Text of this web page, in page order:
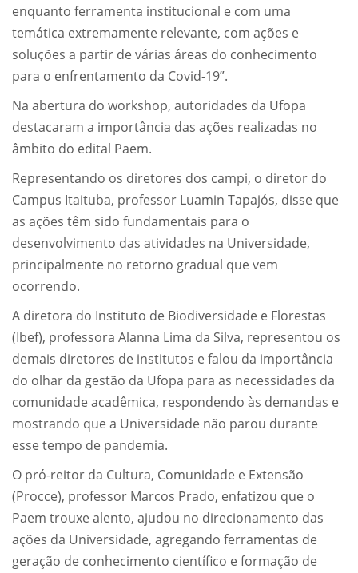
enquanto ferramenta institucional e com uma
temática extremamente relevante, com ações e
soluções a partir de várias áreas do conhecimento
para o enfrentamento da Covid-19”.
Na abertura do workshop, autoridades da Ufopa
destacaram a importância das ações realizadas no
âmbito do edital Paem.
Representando os diretores dos campi, o diretor do
Campus Itaituba, professor Luamin Tapajós, disse que
as ações têm sido fundamentais para o
desenvolvimento das atividades na Universidade,
principalmente no retorno gradual que vem
ocorrendo.
A diretora do Instituto de Biodiversidade e Florestas
(Ibef), professora Alanna Lima da Silva, representou os
demais diretores de institutos e falou da importância
do olhar da gestão da Ufopa para as necessidades da
comunidade acadêmica, respondendo às demandas e
mostrando que a Universidade não parou durante
esse tempo de pandemia.
O pró-reitor da Cultura, Comunidade e Extensão
(Procce), professor Marcos Prado, enfatizou que o
Paem trouxe alento, ajudou no direcionamento das
ações da Universidade, agregando ferramentas de
geração de conhecimento científico e formação de